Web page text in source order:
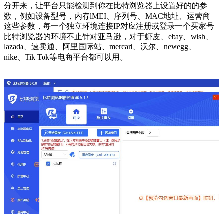
分开来，让平台只能检测到你在比特浏览器上设置好的的参
数，例如设备型号，内存lMEI、序列号、MAC地址、运营商
这些参数，每一个独立环境连接IP对应注册或登录一个买家号
比特浏览器的环境不止针对亚马逊，对于虾皮、ebay、wish、
lazada、速卖通、阿里国际站、mercari、沃尔、newegg、
nike、Tik Tok等电商平台都可以用。